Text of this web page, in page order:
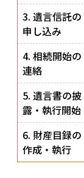
3. 遺言信託の
申し込み
4. 相続開始の
連絡
5. 遺言書の披
露・執行開始
6. 財産目録の
作成・執行